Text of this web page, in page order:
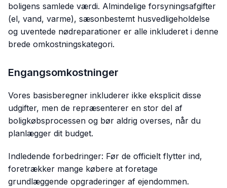
boligens samlede værdi. Almindelige forsyningsafgifter
(el, vand, varme), sæsonbestemt husvedligeholdelse
og uventede nødreparationer er alle inkluderet i denne
brede omkostningskategori.
Engangsomkostninger
Vores basisberegner inkluderer ikke eksplicit disse
udgifter, men de repræsenterer en stor del af
boligkøbsprocessen og bør aldrig overses, når du
planlægger dit budget.
Indledende forbedringer: Før de officielt flytter ind,
foretrækker mange købere at foretage
grundlæggende opgraderinger af ejendommen.